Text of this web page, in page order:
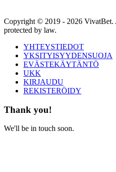
Copyright © 2019 - 2026 VivatBet.
protected by law.
YHTEYSTIEDOT
YKSITYISYYDENSUOJA
EVÄSTEKÄYTÄNTÖ
UKK
KIRJAUDU
REKISTERÖIDY
Thank you!
We'll be in touch soon.